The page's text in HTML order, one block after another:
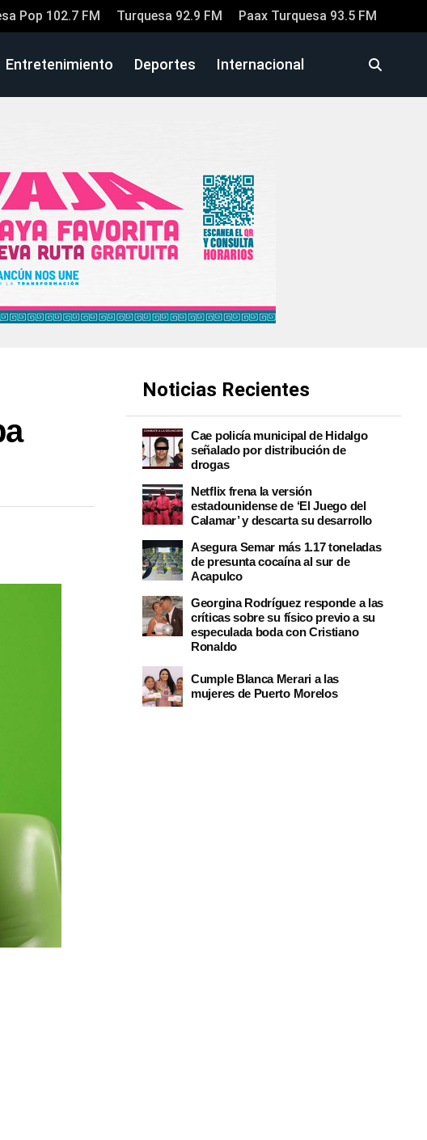
Pop 102.7 FM Turquesa 92.9 FM Paax Turquesa 93.5 FM
Entretenimiento Deportes Internacional
Noticias Recientes
Cae policía municipal de Hidalgo
señalado por distribución de
drogas
Netflix frena la versión
estadounidense de ‘El Juego del
Calamar’ y descarta su desarrollo
Asegura Semar más 1.17 toneladas
de presunta cocaína al sur de
Acapulco
Georgina Rodríguez responde a las
críticas sobre su físico previo a su
especulada boda con Cristiano
Ronaldo
Cumple Blanca Merari a las
mujeres de Puerto Morelos